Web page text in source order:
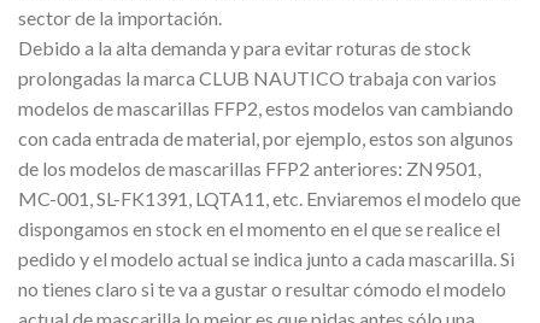
sector de la importación.
Debido a la alta demanda y para evitar roturas de stock
prolongadas la marca CLUB NAUTICO trabaja con varios
modelos de mascarillas FFP2, estos modelos van cambiando
con cada entrada de material, por ejemplo, estos son algunos
de los modelos de mascarillas FFP2 anteriores: ZN9501,
MC-001, SL-FK1391, LQTA11, etc. Enviaremos el modelo que
dispongamos en stock en el momento en el que se realice el
pedido y el modelo actual se indica junto a cada mascarilla. Si
no tienes claro si te va a gustar o resultar cómodo el modelo
actual de mascarilla lo mejor es que pidas antes sólo una